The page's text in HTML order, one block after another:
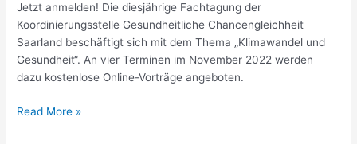
Jetzt anmelden! Die diesjährige Fachtagung der
Koordinierungsstelle Gesundheitliche Chancengleichheit
Saarland beschäftigt sich mit dem Thema „Klimawandel und
Gesundheit“. An vier Terminen im November 2022 werden
dazu kostenlose Online-Vorträge angeboten.
November
2022
Read More »